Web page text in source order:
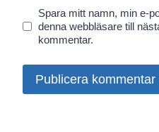
Spara mitt namn, min e-
denna webbläsare till
kommentar.